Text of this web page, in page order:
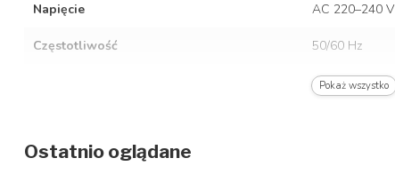
Napięcie AC 220–240 V
Częstotliwość 50/60 Hz
Czarne
Stopień ochrony/stopień ochrony IP
Pokaż wszystko
Ostatnio oglądane